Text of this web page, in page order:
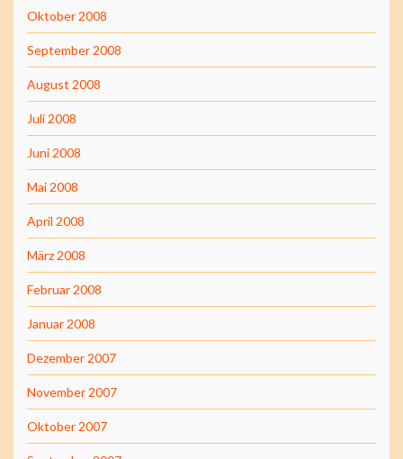
Oktober 2008
September 2008
August 2008
Juli 2008
Juni 2008
Mai 2008
April 2008
März 2008
Februar 2008
Januar 2008
Dezember 2007
November 2007
Oktober 2007